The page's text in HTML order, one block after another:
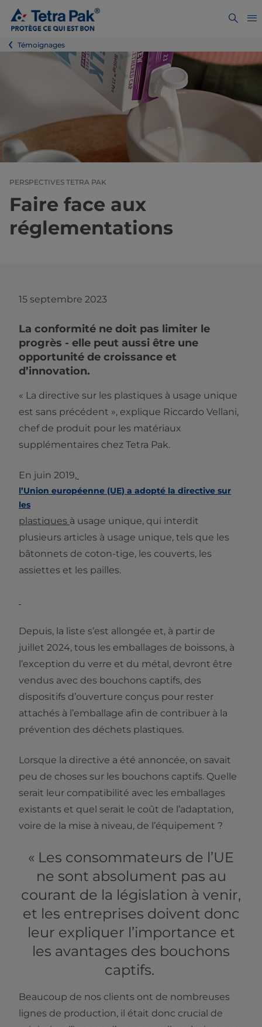
Témoignages
PERSPECTIVES TETRA PAK
Faire face aux
réglementations
15 septembre 2023
La conformité ne doit pas limiter le
progrès - elle peut aussi être une
opportunité de croissance et
d’innovation.
« La directive sur les plastiques à usage unique
est sans précédent », explique Riccardo Vellani,
chef de produit pour les matériaux
supplémentaires chez Tetra Pak.
En juin 2019,
l’Union européenne (UE) a adopté la directive sur
les
plastiques à usage unique, qui interdit
plusieurs articles à usage unique, tels que les
bâtonnets de coton-tige, les couverts, les
assiettes et les pailles.
Depuis, la liste s’est allongée et, à partir de
juillet 2024, tous les emballages de boissons, à
l’exception du verre et du métal, devront être
vendus avec des bouchons captifs, des
dispositifs d’ouverture conçus pour rester
attachés à l’emballage afin de contribuer à la
prévention des déchets plastiques.
Lorsque la directive a été annoncée, on savait
peu de choses sur les bouchons captifs. Quelle
serait leur compatibilité avec les emballages
existants et quel serait le coût de l’adaptation,
voire de la mise à niveau, de l’équipement ?
« Les consommateurs de l’UE
ne sont absolument pas au
courant de la législation à venir,
et les entreprises doivent donc
leur expliquer l’importance et
les avantages des bouchons
captifs.
Beaucoup de nos clients ont de nombreuses
lignes de production, il était donc crucial de